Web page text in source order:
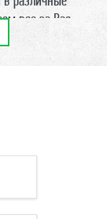
все за Вас.
газ только
монтажными
грн. в
с одной
от
газового